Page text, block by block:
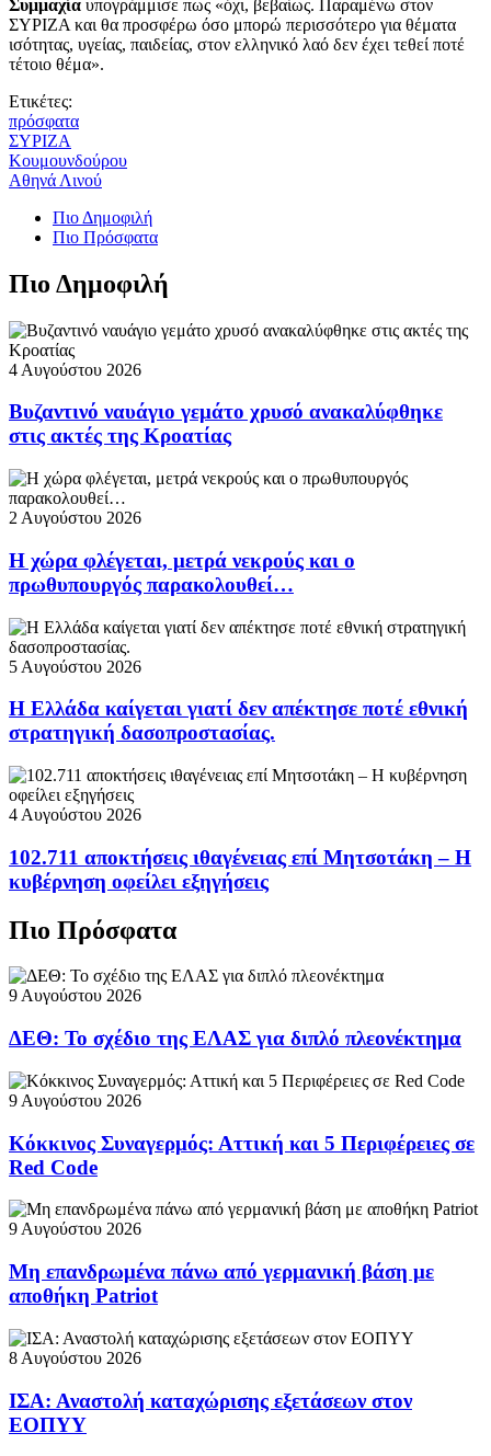
Συμμαχία υπογράμμισε πως «όχι, βεβαίως. Παραμένω στον
ΣΥΡΙΖΑ και θα προσφέρω όσο μπορώ περισσότερο για θέματα
ισότητας, υγείας, παιδείας, στον ελληνικό λαό δεν έχει τεθεί ποτέ
τέτοιο θέμα».
Ετικέτες:
πρόσφατα
ΣΥΡΙΖΑ
Κουμουνδούρου
Αθηνά Λινού
Πιο Δημοφιλή
Πιο Πρόσφατα
Πιο Δημοφιλή
4 Αυγούστου 2026
Βυζαντινό ναυάγιο γεμάτο χρυσό ανακαλύφθηκε
στις ακτές της Κροατίας
2 Αυγούστου 2026
Η χώρα φλέγεται, μετρά νεκρούς και ο
πρωθυπουργός παρακολουθεί…
5 Αυγούστου 2026
Η Ελλάδα καίγεται γιατί δεν απέκτησε ποτέ εθνική
στρατηγική δασοπροστασίας.
4 Αυγούστου 2026
102.711 αποκτήσεις ιθαγένειας επί Μητσοτάκη – Η
κυβέρνηση οφείλει εξηγήσεις
Πιο Πρόσφατα
9 Αυγούστου 2026
ΔΕΘ: Το σχέδιο της ΕΛΑΣ για διπλό πλεονέκτημα
9 Αυγούστου 2026
Κόκκινος Συναγερμός: Αττική και 5 Περιφέρειες σε
Red Code
9 Αυγούστου 2026
Μη επανδρωμένα πάνω από γερμανική βάση με
αποθήκη Patriot
8 Αυγούστου 2026
ΙΣΑ: Αναστολή καταχώρισης εξετάσεων στον
ΕΟΠΥΥ